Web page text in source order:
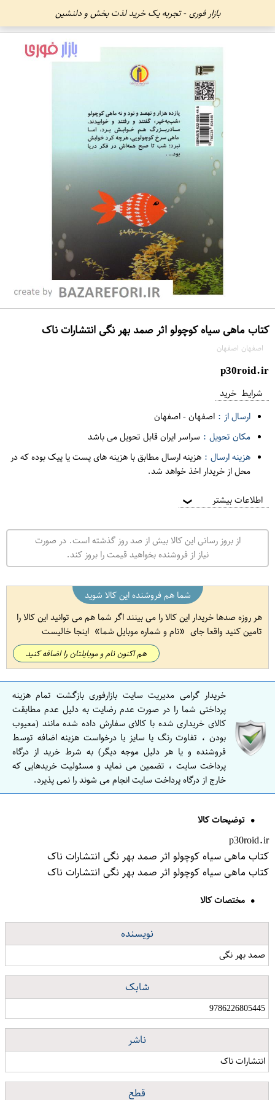
بازار فوری - تجربه یک خرید لذت بخش و دلنشین
کتاب ماهی سیاه کوچولو اثر صمد بهر نگی انتشارات ناک
اصفهان اصفهان
p30roid.ir
شرایط خرید
ارسال از : اصفهان-اصفهان
مکان تحویل : سراسر ایران قابل تحویل می باشد
هزینه ارسال : هزینه ارسال مطابق با هزینه های پست یا پیک بوده که در
محل از خریدار اخذ خواهد شد.
اطلاعات بیشتر ❯
از بروز رسانی این کالا بیش از صد روز گذشته است. در صورت
نیاز از فروشنده بخواهید قیمت را بروز کند.
شما هم فروشنده این کالا شوید
هر روزه صدها خریدار این کالا را می بینند اگر شما هم می توانید این کالا را
تامین کنید واقعا جای
نام و شماره موبایل شما اینجا خالیست
هم اکنون نام و موبایلتان را اضافه کنید
خریدار گرامی مدیریت سایت بازارفوری بازگشت تمام هزینه
پرداختی شما را در صورت عدم رضایت به دلیل عدم مطابقت
کالای خریداری شده با کالای سفارش داده شده مانند (معیوب
بودن ، تفاوت رنگ یا سایز یا درخواست هزینه اضافه توسط
فروشنده و یا هر دلیل موجه دیگر) به شرط خرید از درگاه
پرداخت سایت ، تضمین می نماید و مسئولیت خریدهایی که
خارج از درگاه پرداخت سایت انجام می شوند را نمی پذیرد.
توضیحات کالا
p30roid.ir
کتاب ماهی سیاه کوچولو اثر صمد بهر نگی انتشارات ناک
کتاب ماهی سیاه کوچولو اثر صمد بهر نگی انتشارات ناک
مختصات کالا
نویسنده
صمد بهر نگی
شابک
9786226805445
ناشر
انتشارات ناک
قطع